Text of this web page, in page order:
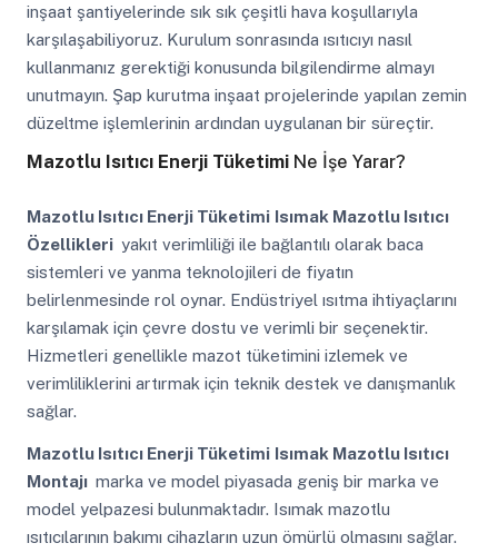
inşaat şantiyelerinde sık sık çeşitli hava koşullarıyla
karşılaşabiliyoruz. Kurulum sonrasında ısıtıcıyı nasıl
kullanmanız gerektiği konusunda bilgilendirme almayı
unutmayın. Şap kurutma inşaat projelerinde yapılan zemin
düzeltme işlemlerinin ardından uygulanan bir süreçtir.
Mazotlu Isıtıcı Enerji TüketimiNe İşe Yarar?
Mazotlu Isıtıcı Enerji Tüketimi Isımak Mazotlu Isıtıcı
Özellikleri yakıt verimliliği ile bağlantılı olarak baca
sistemleri ve yanma teknolojileri de fiyatın
belirlenmesinde rol oynar. Endüstriyel ısıtma ihtiyaçlarını
karşılamak için çevre dostu ve verimli bir seçenektir.
Hizmetleri genellikle mazot tüketimini izlemek ve
verimliliklerini artırmak için teknik destek ve danışmanlık
sağlar.
Mazotlu Isıtıcı Enerji Tüketimi Isımak Mazotlu Isıtıcı
Montajı marka ve model piyasada geniş bir marka ve
model yelpazesi bulunmaktadır. Isımak mazotlu
ısıtıcılarının bakımı cihazların uzun ömürlü olmasını sağlar.